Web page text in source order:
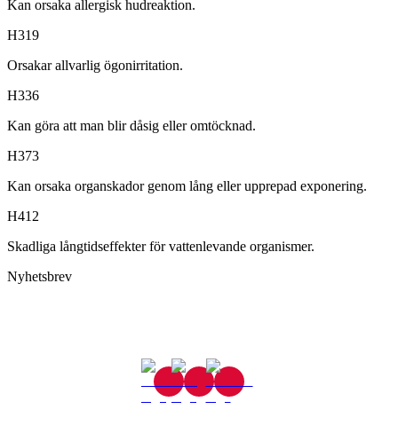
Kan orsaka allergisk hudreaktion.
H319
Orsakar allvarlig ögonirritation.
H336
Kan göra att man blir dåsig eller omtöcknad.
H373
Kan orsaka organskador genom lång eller upprepad exponering.
H412
Skadliga långtidseffekter för vattenlevande organismer.
Nyhetsbrev